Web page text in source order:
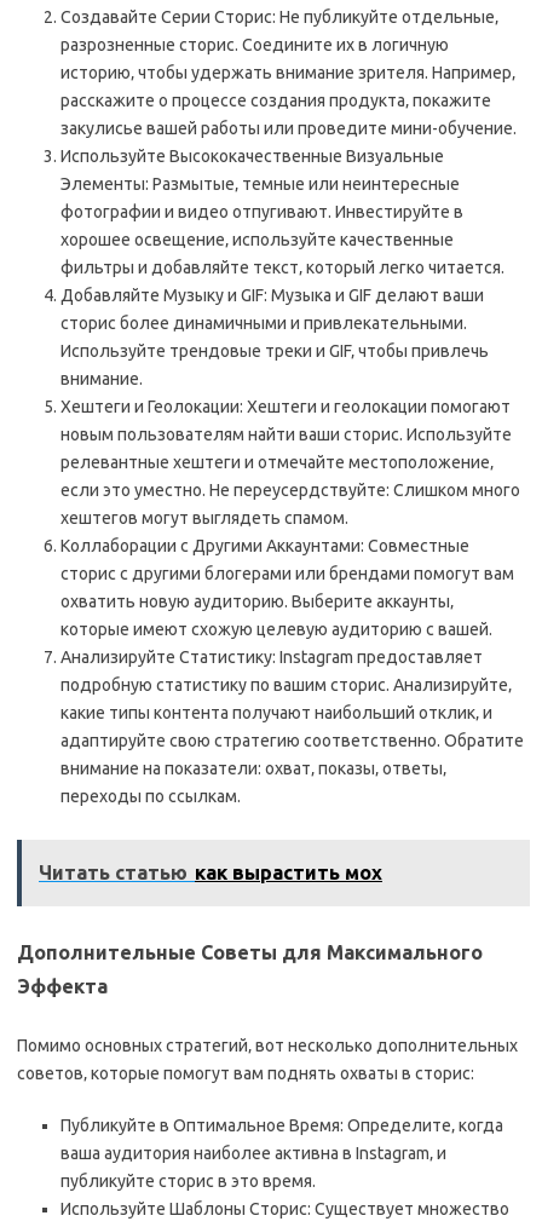
Создавайте Серии Сторис: Не публикуйте отдельные‚
разрозненные сторис. Соедините их в логичную
историю‚ чтобы удержать внимание зрителя. Например‚
расскажите о процессе создания продукта‚ покажите
закулисье вашей работы или проведите мини-обучение.
Используйте Высококачественные Визуальные
Элементы: Размытые‚ темные или неинтересные
фотографии и видео отпугивают. Инвестируйте в
хорошее освещение‚ используйте качественные
фильтры и добавляйте текст‚ который легко читается.
Добавляйте Музыку и GIF: Музыка и GIF делают ваши
сторис более динамичными и привлекательными.
Используйте трендовые треки и GIF‚ чтобы привлечь
внимание.
Хештеги и Геолокации: Хештеги и геолокации помогают
новым пользователям найти ваши сторис. Используйте
релевантные хештеги и отмечайте местоположение‚
если это уместно. Не переусердствуйте: Слишком много
хештегов могут выглядеть спамом.
Коллаборации с Другими Аккаунтами: Совместные
сторис с другими блогерами или брендами помогут вам
охватить новую аудиторию. Выберите аккаунты‚
которые имеют схожую целевую аудиторию с вашей.
Анализируйте Статистику: Instagram предоставляет
подробную статистику по вашим сторис. Анализируйте‚
какие типы контента получают наибольший отклик‚ и
адаптируйте свою стратегию соответственно. Обратите
внимание на показатели: охват‚ показы‚ ответы‚
переходы по ссылкам.
Читать статью как вырастить мох
Дополнительные Советы для Максимального
Эффекта
Помимо основных стратегий‚ вот несколько дополнительных
советов‚ которые помогут вам поднять охваты в сторис:
Публикуйте в Оптимальное Время: Определите‚ когда
ваша аудитория наиболее активна в Instagram‚ и
публикуйте сторис в это время.
Используйте Шаблоны Сторис: Существует множество